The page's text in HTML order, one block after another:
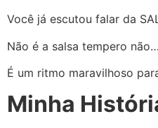
Você já escutou falar da
Não é a salsa tempero
É um ritmo maravilhoso
Minha